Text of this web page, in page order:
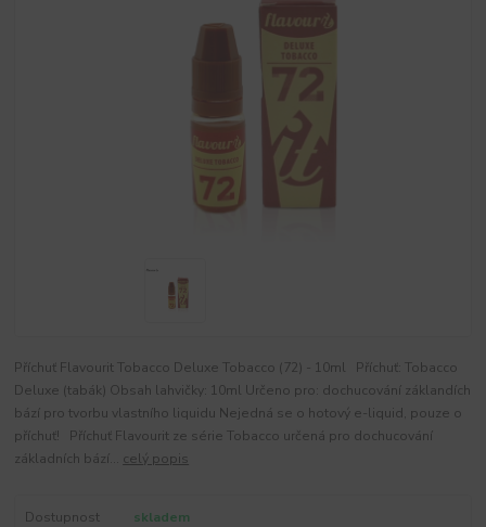
Příchuť Flavourit Tobacco Deluxe Tobacco (72) - 10ml Příchuť: Tobacco
Deluxe (tabák) Obsah lahvičky: 10ml Určeno pro: dochucování záklandích
bází pro tvorbu vlastního liquidu Nejedná se o hotový e-liquid, pouze o
příchuť! Příchuť Flavourit ze série Tobacco určená pro dochucování
základních bází... celý popis
Dostupnost skladem